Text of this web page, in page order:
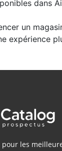
dans
un
expérience
les